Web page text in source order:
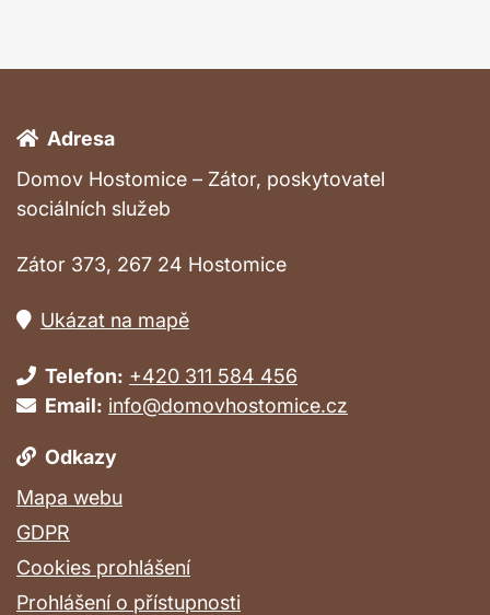
Adresa
Domov Hostomice – Zátor, poskytovatel
sociálních služeb
Zátor 373, 267 24 Hostomice
Ukázat na mapě
Telefon: +420 311 584 456
Email: info@domovhostomice.cz
Odkazy
Mapa webu
GDPR
Cookies prohlášení
Prohlášení o přístupnosti